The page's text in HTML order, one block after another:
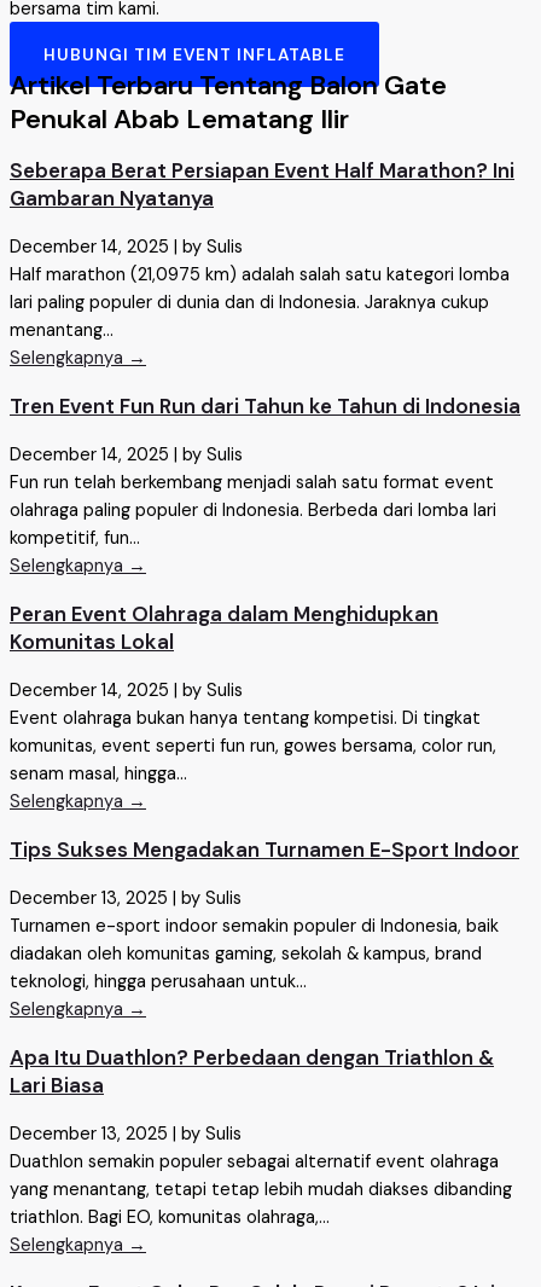
bersama tim kami.
HUBUNGI TIM EVENT INFLATABLE
Artikel Terbaru Tentang Balon Gate
Penukal Abab Lematang Ilir
Seberapa Berat Persiapan Event Half Marathon? Ini
Gambaran Nyatanya
December 14, 2025 | by Sulis
Half marathon (21,0975 km) adalah salah satu kategori lomba
lari paling populer di dunia dan di Indonesia. Jaraknya cukup
menantang...
Selengkapnya →
Tren Event Fun Run dari Tahun ke Tahun di Indonesia
December 14, 2025 | by Sulis
Fun run telah berkembang menjadi salah satu format event
olahraga paling populer di Indonesia. Berbeda dari lomba lari
kompetitif, fun...
Selengkapnya →
Peran Event Olahraga dalam Menghidupkan
Komunitas Lokal
December 14, 2025
by Sulis
Event olahraga bukan hanya tentang kompetisi. Di tingkat
komunitas, event seperti fun run, gowes bersama, color run,
senam masal, hingga...
Selengkapnya →
Tips Sukses Mengadakan Turnamen E-Sport Indoor
December 13, 2025
by Sulis
Turnamen e-sport indoor semakin populer di Indonesia, baik
diadakan oleh komunitas gaming, sekolah & kampus, brand
teknologi, hingga perusahaan untuk...
Selengkapnya →
Apa Itu Duathlon? Perbedaan dengan Triathlon &
Lari Biasa
December 13, 2025
by Sulis
Duathlon semakin populer sebagai alternatif event olahraga
yang menantang, tetapi tetap lebih mudah diakses dibanding
triathlon. Bagi EO, komunitas olahraga,...
Selengkapnya →